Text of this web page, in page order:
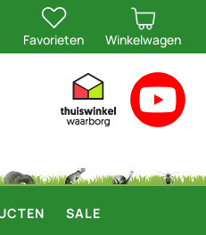
Favorieten Winkelwagen
SALE